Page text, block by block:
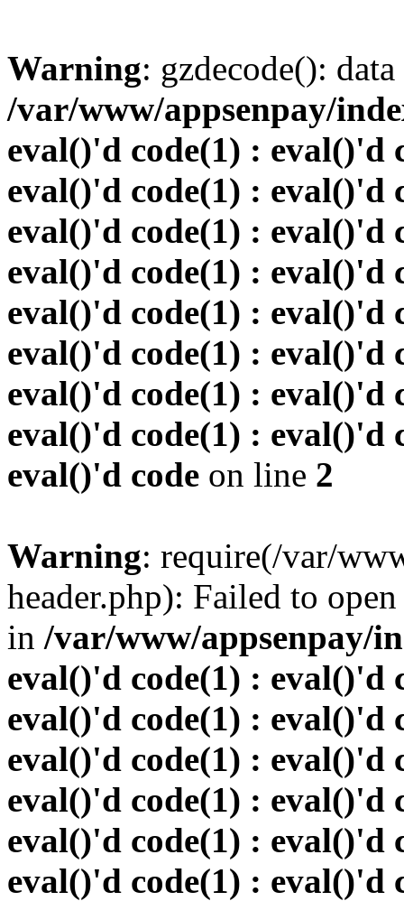
Warning: gzdecode():
/var/www/appsenpay/
eval()'d code(1) : eval()'d
eval()'d code(1) : eval()'d
eval()'d code(1) : eval()'d
eval()'d code(1) : eval()'d
eval()'d code(1) : eval()'d
eval()'d code(1) : eval()'d
eval()'d code(1) : eval()'d
eval()'d code(1) : eval()'d
eval()'d code on line 2
Warning: require(/var/
header.php): Failed to
in /var/www/appsenpay/
eval()'d code(1) : eval()'d
eval()'d code(1) : eval()'d
eval()'d code(1) : eval()'d
eval()'d code(1) : eval()'d
eval()'d code(1) : eval()'d
eval()'d code(1) : eval()'d